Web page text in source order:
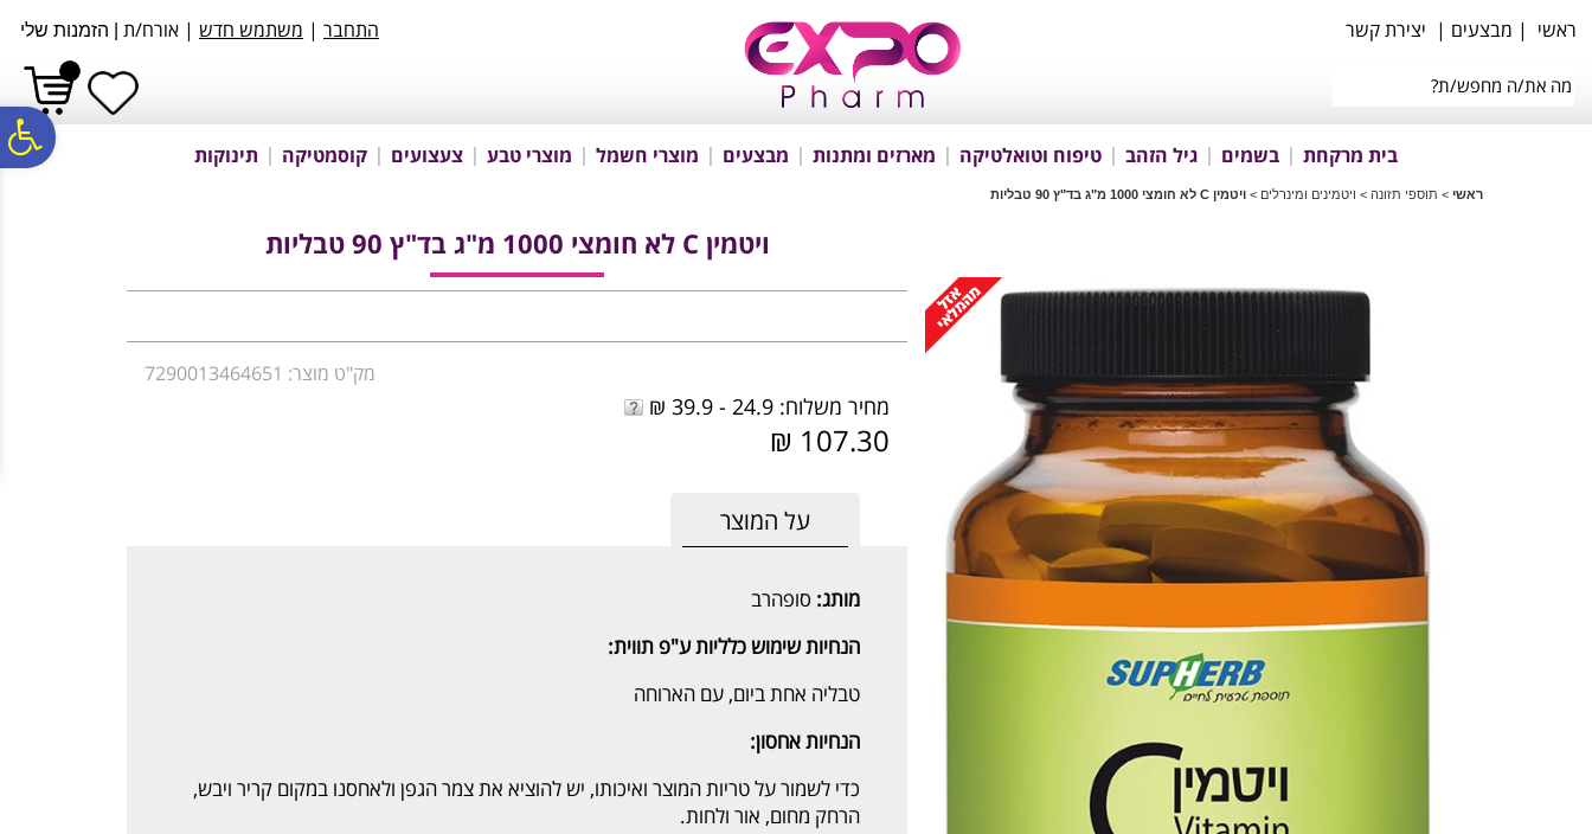
נגישות
אתר
המרכזי
ראשי | מבצעים | יצירת קשר התחבר | משתמש חדש | אורח/ת הזמנות שלי
בית מרקחת בשמים גיל הזהב טיפוח וטואלטיקה מארזים ומתנות מבצעים מוצרי חשמל מוצרי טבע צעצועים קוסמטיקה תינוקות
ראשי > תוספי תזונה > ויטמינים ומינרלים > ויטמין C לא חומצי 1000 מ"ג בד"ץ 90 טבליות
ויטמין C לא חומצי 1000 מ"ג בד"ץ 90 טבליות
מק"ט מוצר: 7290013464651
מחיר משלוח: 24.9 - 39.9 ₪
107.30 ₪
על המוצר
מותג: סופהרב
הנחיות שימוש כלליות ע"פ תווית:
טבליה אחת ביום, עם הארוחה
הנחיות אחסון:
כדי לשמור על טריות המוצר ואיכותו, יש להוציא את צמר הגפן ולאחסנו במקום קריר ויבש,
הרחק מחום, אור ולחות.